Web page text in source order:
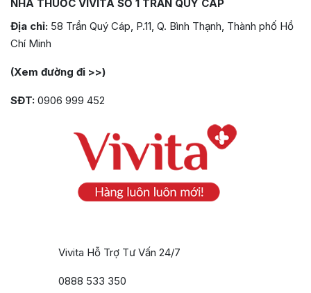
NHÀ THUỐC VIVITA SỐ 1 TRẦN QUÝ CÁP
Địa chỉ: 58 Trần Quý Cáp, P.11, Q. Bình Thạnh, Thành phố Hồ
Chí Minh
(Xem đường đi >>)
SĐT: 0906 999 452
Vivita Hỗ Trợ Tư Vấn 24/7
0888 533 350